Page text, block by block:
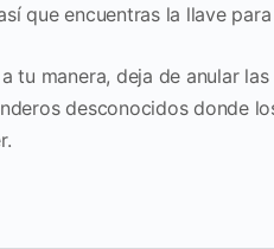
que encuentras la llave
tu manera, deja de anular
desconocidos donde